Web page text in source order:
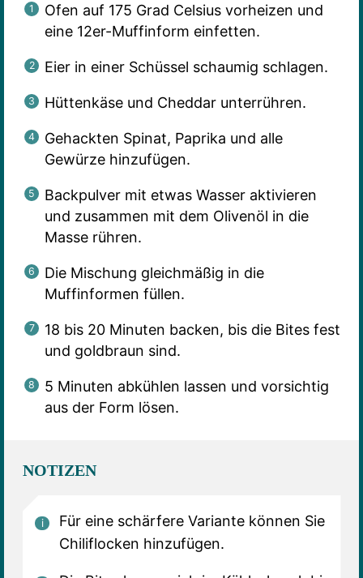
Ofen auf 175 Grad Celsius vorheizen und
eine 12er-Muffinform einfetten.
Eier in einer Schüssel schaumig schlagen.
Hüttenkäse und Cheddar unterrühren.
Gehackten Spinat, Paprika und alle
Gewürze hinzufügen.
Backpulver mit etwas Wasser aktivieren
und zusammen mit dem Olivenöl in die
Masse rühren.
Die Mischung gleichmäßig in die
Muffinformen füllen.
18 bis 20 Minuten backen, bis die Bites fest
und goldbraun sind.
5 Minuten abkühlen lassen und vorsichtig
aus der Form lösen.
NOTIZEN
Für eine schärfere Variante können Sie
Chiliflocken hinzufügen.